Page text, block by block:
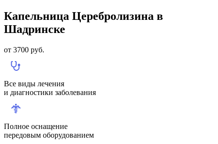
Капельница Церебролизина в
Шадринске
от 3700 руб.
Все виды лечения
и диагностики заболевания
Полное оснащение
передовым оборудованием